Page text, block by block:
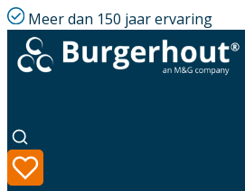
Meer dan 150 jaar ervaring